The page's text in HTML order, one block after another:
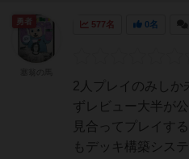
577名 0名
2人プレイのみしか
ずレビュー大半が
見合ってプレイす
もデッキ構築シス
勇者